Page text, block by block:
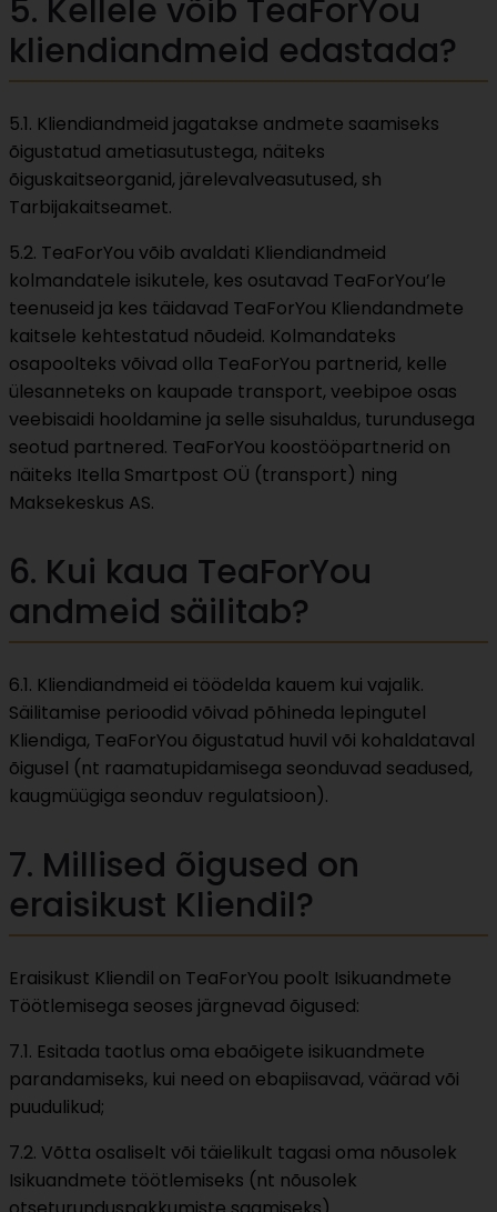
5. Kellele võib TeaForYou
kliendiandmeid edastada?
5.1. Kliendiandmeid jagatakse andmete saamiseks
õigustatud ametiasutustega, näiteks
õiguskaitseorganid, järelevalveasutused, sh
Tarbijakaitseamet.
5.2. TeaForYou võib avaldati Kliendiandmeid
kolmandatele isikutele, kes osutavad TeaForYou’le
teenuseid ja kes täidavad TeaForYou Kliendandmete
kaitsele kehtestatud nõudeid. Kolmandateks
osapoolteks võivad olla TeaForYou partnerid, kelle
ülesanneteks on kaupade transport, veebipoe osas
veebisaidi hooldamine ja selle sisuhaldus, turundusega
seotud partnered. TeaForYou koostööpartnerid on
näiteks Itella Smartpost OÜ (transport) ning
Maksekeskus AS.
6. Kui kaua TeaForYou
andmeid säilitab?
6.1. Kliendiandmeid ei töödelda kauem kui vajalik.
Säilitamise perioodid võivad põhineda lepingutel
Kliendiga, TeaForYou õigustatud huvil või kohaldataval
õigusel (nt raamatupidamisega seonduvad seadused,
kaugmüügiga seonduv regulatsioon).
7. Millised õigused on
eraisikust Kliendil?
Eraisikust Kliendil on TeaForYou poolt Isikuandmete
Töötlemisega seoses järgnevad õigused:
7.1. Esitada taotlus oma ebaõigete isikuandmete
parandamiseks, kui need on ebapiisavad, väärad või
puudulikud;
7.2. Võtta osaliselt või täielikult tagasi oma nõusolek
Isikuandmete töötlemiseks (nt nõusolek